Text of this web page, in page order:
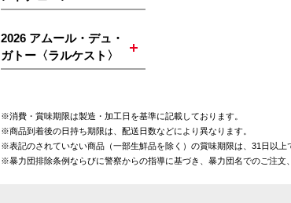
2026 アムール・デュ・
ガトー〈ラルケスト〉
※消費・賞味期限は製造・加工日を基準に記載しております。
※商品到着後の日持ち期限は、配送日数などにより異なります。
※表記のされていない商品（一部生鮮品を除く）の賞味期限は、31日以上
※暴力団排除条例ならびに警察からの指導に基づき、暴力団名でのご注文